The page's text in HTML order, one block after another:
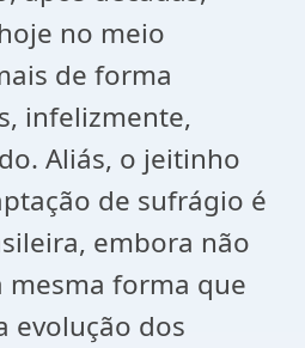
no meio
de forma
infelizmente,
Aliás, o jeitinho
de sufrágio é
embora não
mesma forma que
evolução dos